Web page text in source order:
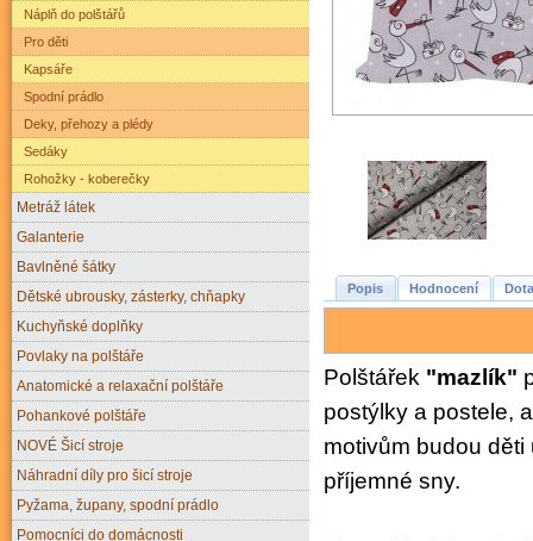
Popis Hodnocení
Polštářek "mazlík"
postýlky a postele,
motivům budou
příjemné sny.
Náplň do polštářů
Pro děti
Kapsáře
Spodní prádlo
Deky, přehozy a plédy
Sedáky
Rohožky - koberečky
Metráž látek
Galanterie
Bavlněné šátky
Dětské ubrousky, zásterky, chňapky
Kuchyňské doplňky
Povlaky na polštáře
Anatomické a relaxační polštáře
Pohankové polštáře
NOVÉ Šicí stroje
Náhradní díly pro šicí stroje
Pyžama, župany, spodní prádlo
Pomocníci do domácnosti